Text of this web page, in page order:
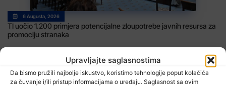
Upravljajte saglasnostima
Da bismo pružili najbolje iskustvo, koristimo tehnologije poput kolačića
za čuvanje i/ili pristup informacijama o uređaju. Saglasnost sa ovim
6 Augusta, 2026
TI uočio 1.200 primjera potencijalne zloupotrebe javnih resursa za
promociju stranaka